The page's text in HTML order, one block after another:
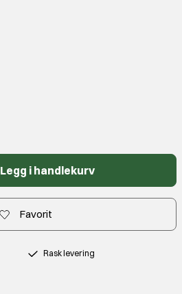
Legg i handlekurv
Favorit
Rask levering